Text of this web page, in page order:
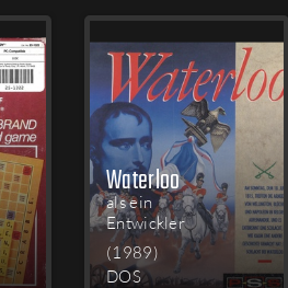
Waterloo
als ein
Entwickler
(1989)
DOS